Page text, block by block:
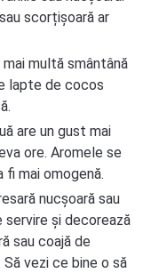
scorțișoară ar
multă smântână
lapte de cocos
are un gust mai
ore. Aromele se
mai omogenă.
nucșoară sau
servire și decorează
sau coajă de
vezi ce bine o să